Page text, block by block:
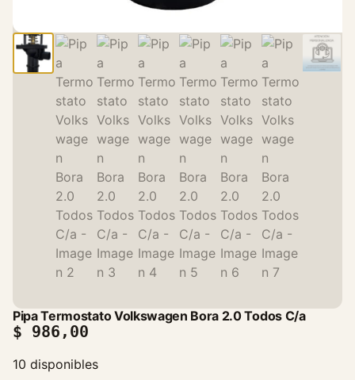
Pipa Termostato Volkswagen Bora 2.0 Todos C/a
$ 986,00
10 disponibles